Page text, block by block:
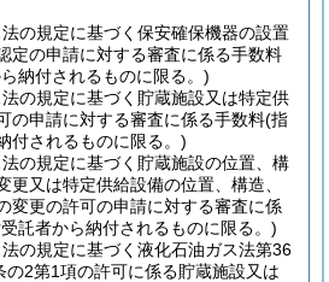
の規定に基づく保安確保機器の設置
定の申請に対する審査に係る手数料
納付されるものに限る。)
の規定に基づく貯蔵施設又は特定供
の申請に対する審査に係る手数料(指
付されるものに限る。)
の規定に基づく貯蔵施設の位置、構
更又は特定供給設備の位置、構造、
変更の許可の申請に対する審査に係
託者から納付されるものに限る。)
の規定に基づく液化石油ガス法第36
の2第1項の許可に係る貯蔵施設又は